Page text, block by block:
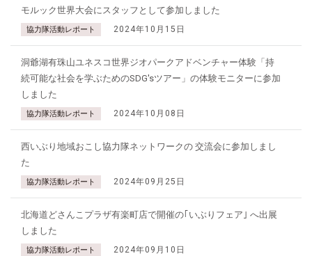
モルック世界大会にスタッフとして参加しました
協力隊活動レポート 2024年10月15日
洞爺湖有珠山ユネスコ世界ジオパークアドベンチャー体験「持
続可能な社会を学ぶためのSDG'sツアー」の体験モニターに参加
しました
協力隊活動レポート 2024年10月08日
西いぶり地域おこし協力隊ネットワークの 交流会に参加しまし
た
協力隊活動レポート 2024年09月25日
北海道どさんこプラザ有楽町店で開催の｢いぶりフェア｣ へ出展
しました
協力隊活動レポート 2024年09月10日